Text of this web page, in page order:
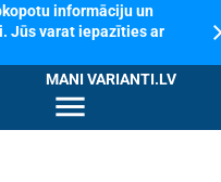
informāciju un
Jūs varat iepazīties ar
MANI VARIANTI.LV
menu